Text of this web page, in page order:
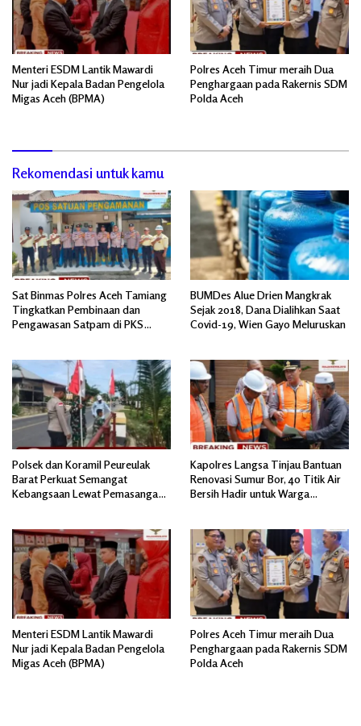
Menteri ESDM Lantik Mawardi
Nur jadi Kepala Badan Pengelola
Migas Aceh (BPMA)
Polres Aceh Timur meraih Dua
Penghargaan pada Rakernis SDM
Polda Aceh
Rekomendasi untuk kamu
Sat Binmas Polres Aceh Tamiang
Tingkatkan Pembinaan dan
Pengawasan Satpam di PKS
BUMDes Alue Drien Mangkrak
Sejak 2018, Dana Dialihkan Saat
Covid-19, Wien Gayo Meluruskan
Polsek dan Koramil Peureulak
Barat Perkuat Semangat
Kebangsaan Lewat Pemasangan
Kapolres Langsa Tinjau Bantuan
Renovasi Sumur Bor, 40 Titik Air
Bersih Hadir untuk Warga
Menteri ESDM Lantik Mawardi
Nur jadi Kepala Badan Pengelola
Migas Aceh (BPMA)
Polres Aceh Timur meraih Dua
Penghargaan pada Rakernis SDM
Polda Aceh